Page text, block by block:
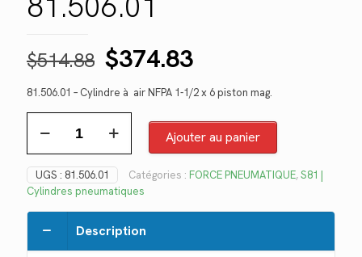
$514.88 Le
prix
initial
était :
$514.88.
$374.83Le
prix
actuel
est :
$374.83.
81.506.01 – Cylindre à air NFPA 1-1/2 x 6 piston mag.
Ajouter au panier
UGS : 81.506.01 Catégories : FORCE PNEUMATIQUE,S81 |
Cylindres pneumatiques
Description